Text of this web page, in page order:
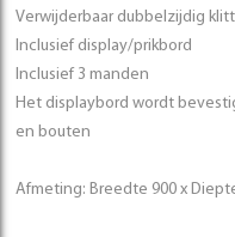
Verwijderbaar dubbelzijdig
Inclusief display/prikbord
Inclusief 3 manden
Het displaybord wordt
en bouten
Afmeting: Breedte 900 x